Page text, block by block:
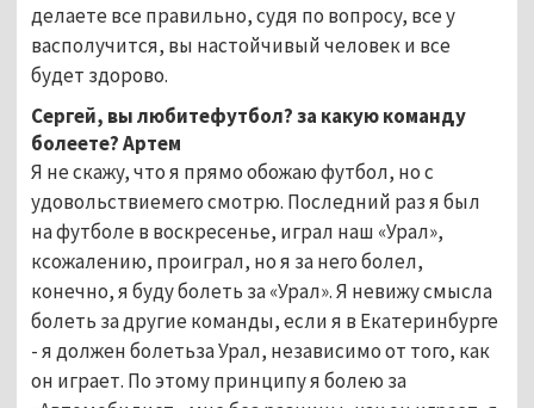
делаете все правильно, судя по вопросу, все у
васполучится, вы настойчивый человек и все
будет здорово.
Сергей, вы любитефутбол? за какую команду
болеете? Артем
Я не скажу, что я прямо обожаю футбол, но с
удовольствиемего смотрю. Последний раз я был
на футболе в воскресенье, играл наш «Урал»,
ксожалению, проиграл, но я за него болел,
конечно, я буду болеть за «Урал». Я невижу смысла
болеть за другие команды, если я в Екатеринбурге
- я должен болетьза Урал, независимо от того, как
он играет. По этому принципу я болею за